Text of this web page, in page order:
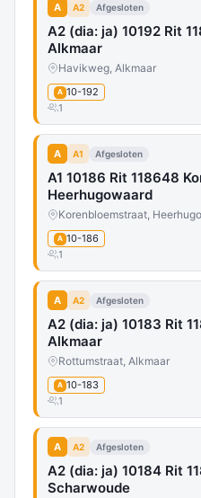
A A2 Afgesloten
A2 (dia: ja) 10192 Rit
Alkmaar
Havikweg, Alkmaar
A 10-192
1
A A1 Afgesloten
A1 10186 Rit 118648
Heerhugowaard
Korenbloemstraat,
A 10-186
1
A A2 Afgesloten
A2 (dia: ja) 10183 Rit
Alkmaar
Rottumstraat, Alkmaar
A 10-183
1
A A2 Afgesloten
A2 (dia: ja) 10184 Rit
Scharwoude